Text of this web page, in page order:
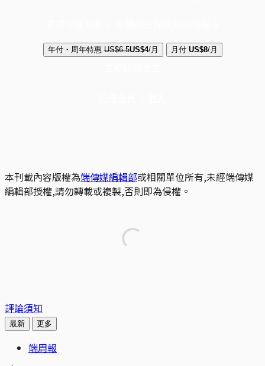
年付・周年特惠 US$6.5US$4/月 月付 US$8/月
本刊載內容版權為端傳媒編輯部或相關單位所有,未經端傳媒
編輯部授權,請勿轉載或複製,否則即為侵權。
評論須知
最新 更多
端周報